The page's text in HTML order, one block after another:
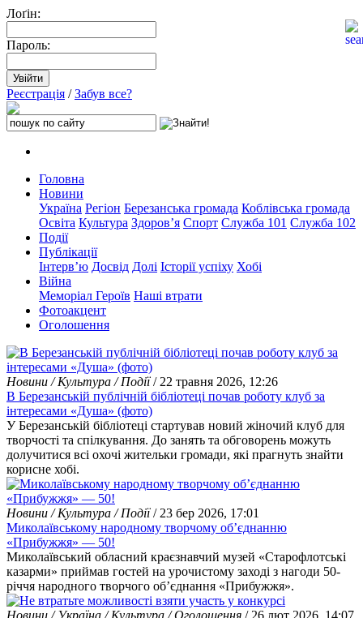
Лоґін:
Пароль:
Реєстрація /Забув все?
Головна
Новини
Україна Регіон Березанська громада Коблівська громада
Освіта Культура Здоров’я Спорт Служба 101 Служба 102
Події
Публікації
Інтерв’ю Досвід Долі Історії успіху Хобі
Війна
Меморіал Героїв Наші втрати
Фотоакцент
Оголошення
Новини / Культура / Події/ 22 травня 2026, 12:26
В Березанській публічній бібліотеці почав роботу клуб за
інтересами «Душа» (фото)
У Березанській бібліотеці стартував новий жіночий клуб для
творчості та спілкування. До занять та обговорень можуть
долучитися всі охочі жительки громади, які прагнуть знайти
корисне хобі.
Новини / Культура / Події/ 23 бер 2026, 17:01
Миколаївському народному творчому об’єднанню
«Прибужжя» — 50!
Миколаївський обласний краєзнавчий музей «Старофлотські
казарми» приймав гостей на урочистому заході з нагоди 50-
річчя народного творчого об’єднання «Прибужжя».
Новини / Україна / Культура / Оголошення / 26 лют 2026, 14:07